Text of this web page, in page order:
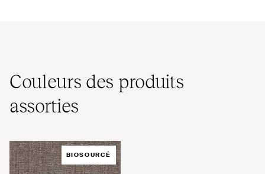
Couleurs des produits
assorties
BIOSOURCÉ